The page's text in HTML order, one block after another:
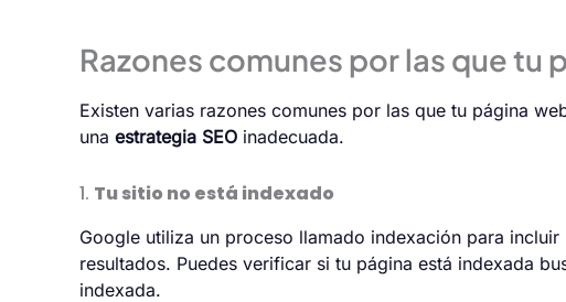
Razones comunes por las que
Existen varias razones comunes por las que tu página
una estrategia SEO inadecuada.
1. Tu sitio no está indexado
Google utiliza un proceso llamado indexación para incluir
resultados. Puedes verificar si tu página está indexada
indexada.